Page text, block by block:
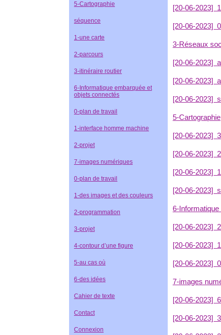
[20-06-2023]
[20-06-2023]
3-Réseaux
[20-06-2023]
[20-06-2023]
[20-06-2023]
5-Cartographie
[20-06-2023]
[20-06-2023]
[20-06-2023]
[20-06-2023]
6-
[20-06-2023]
[20-06-2023]
[20-06-2023]
7-images
[20-06-2023]
[20-06-2023]
5-Cartographie
séquence
1-une carte
2-parcours
3-itinéraire routier
6-Informatique embarquée et
objets connectés
0-plan de travail
1-interface homme machine
2-projet
7-images numériques
0-plan de travail
1-des images et des couleurs
2-programmation
3-projet
4-contour d’une figure
5-au cas où
6-des idées
Cahier de texte
Contact
Connexion